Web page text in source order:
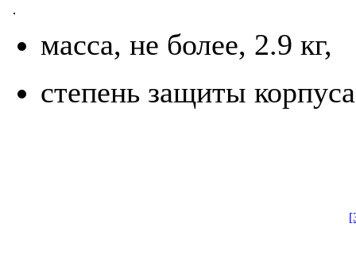
масса, не более, 2.9 кг,
степень защиты